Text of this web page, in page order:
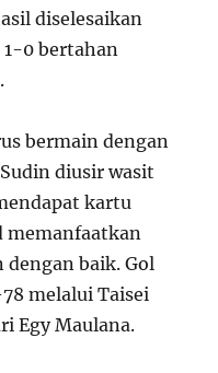
diselesaikan
1-0 bertahan
bermain dengan
diusir wasit
kartu
memanfaatkan
baik. Gol
melalui Taisei
Egy Maulana.